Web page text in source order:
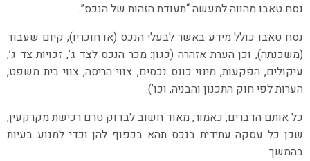
נסח טאבו מהווה למעשה “תעודת הזהות של הנכס”.
נסח טאבו כולל מידע באשר לבעלי הנכס (או חוכריו), קיום שעבוד
(משכנתה), וכן הערת אזהרה (כגון: מכר הנכס לצד ג’, זכויות צד ג’,
עיקולים, הפקעות, מינוי כונס נכסים, צווי הריסה, צווי בית משפט,
הערות לפי חוק התכנון והבניה, וכו’).
כל אותם הדברים, כאמור, מאוד חשוב לבדוק טרם רכישת מקרקעין,
שכן כל עסקה עתידית בנכס תהא בכפוף להן וכדי למנוע בעיות
בהמשך.